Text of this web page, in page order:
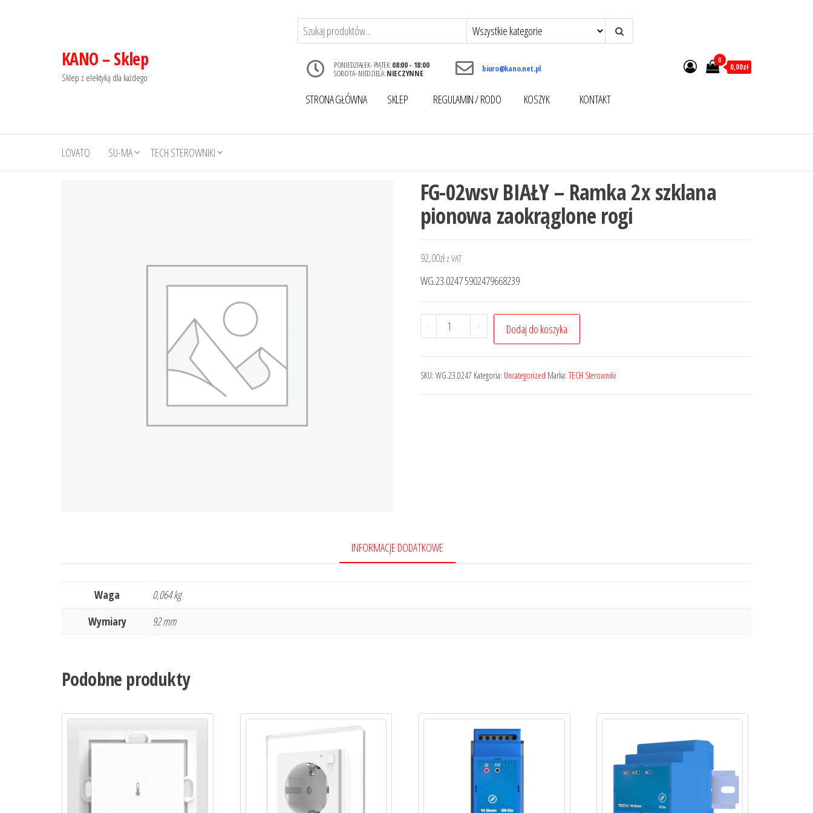
KANO – Sklep
Sklep z elektyką dla każdego
PONIEDZIAŁEK - PIĄTEK:08:00 - 18:00
SOBOTA - NIEDZIELA:NIECZYNNE biuro@kano.net.pl
STRONA GŁÓWNA SKLEP REGULAMIN / RODO KOSZYK KONTAKT
0
0,00zł
LOVATO SU-MA TECH STEROWNIKI
FG-02wsv BIAŁY – Ramka 2x szklana
pionowa zaokrąglone rogi
92,00zł z VAT
WG.23.0247 5902479668239
- + Dodaj do koszyka
SKU: WG.23.0247 Kategoria: Uncategorized Marka: TECH Sterowniki
INFORMACJE DODATKOWE
Waga
0,064 kg
Wymiary
92 mm
Podobne produkty